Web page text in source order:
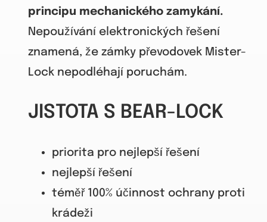
principu mechanického zamykání.
Nepoužívání elektronických řešení
znamená, že zámky převodovek Mister-
Lock nepodléhají poruchám.
JISTOTA S BEAR-LOCK
priorita pro nejlepší řešení
nejlepší řešení
téměř 100% účinnost ochrany proti
krádeži